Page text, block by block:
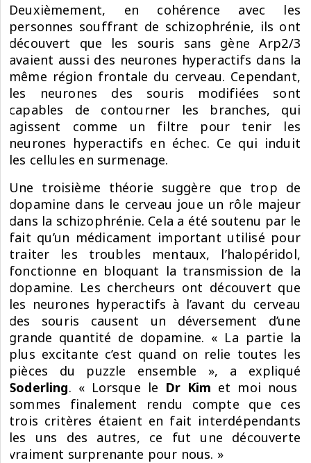
Deuxièmement, en cohérence avec les
personnes souffrant de schizophrénie, ils ont
découvert que les souris sans gène Arp2/3
avaient aussi des neurones hyperactifs dans la
même région frontale du cerveau. Cependant,
les neurones des souris modifiées sont
capables de contourner les branches, qui
agissent comme un filtre pour tenir les
neurones hyperactifs en échec. Ce qui induit
les cellules en surmenage.
Une troisième théorie suggère que trop de
dopamine dans le cerveau joue un rôle majeur
dans la schizophrénie. Cela a été soutenu par le
fait qu’un médicament important utilisé pour
traiter les troubles mentaux, l’halopéridol,
fonctionne en bloquant la transmission de la
dopamine. Les chercheurs ont découvert que
les neurones hyperactifs à l’avant du cerveau
des souris causent un déversement d’une
grande quantité de dopamine. « La partie la
plus excitante c’est quand on relie toutes les
pièces du puzzle ensemble », a expliqué
Soderling. « Lorsque le Dr Kim et moi nous
sommes finalement rendu compte que ces
trois critères étaient en fait interdépendants
les uns des autres, ce fut une découverte
vraiment surprenante pour nous. »